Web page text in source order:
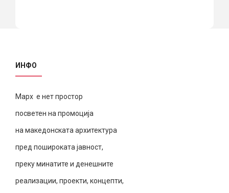
ИНФО
Марх е нет простор
посветен на промоција
на македонската архитектура
пред пошироката јавност,
преку минатите и денешните
реализации, проекти, концепти,